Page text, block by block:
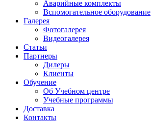
Аварийные комплекты
Вспомогательное оборудование
Галерея
Фотогалерея
Видеогалерея
Статьи
Партнеры
Дилеры
Клиенты
Обучение
Об Учебном центре
Учебные программы
Доставка
Контакты